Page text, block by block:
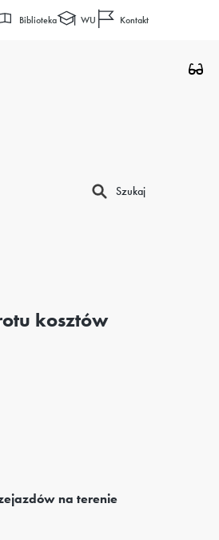
Biblioteka WU Kontakt
Szukaj
kosztów
na terenie